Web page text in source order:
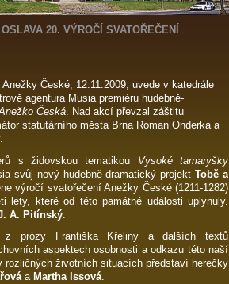
20. VÝROČÍ SVATOŘEČENÍ
České, 12.11.2009, uvede v katedrále
agentura Musia premiéru hudebně-
Česká. Nad akcí převzal záštitu
statutárního města Brna Roman Onderka a
s židovskou tematikou Vysoké tamaryšky
svůj nový hudebně-dramatický projekt Tobě a
výročí svatořečení Anežky České (1211-1282)
lety, které od této památné události uplynuly.
A. Pitínský.
z prózy Františka Křeliny a dalších textů
aspektech osobnosti a odkazu této naší
rozličných životních situacích představí herečky
a Martha Issová.